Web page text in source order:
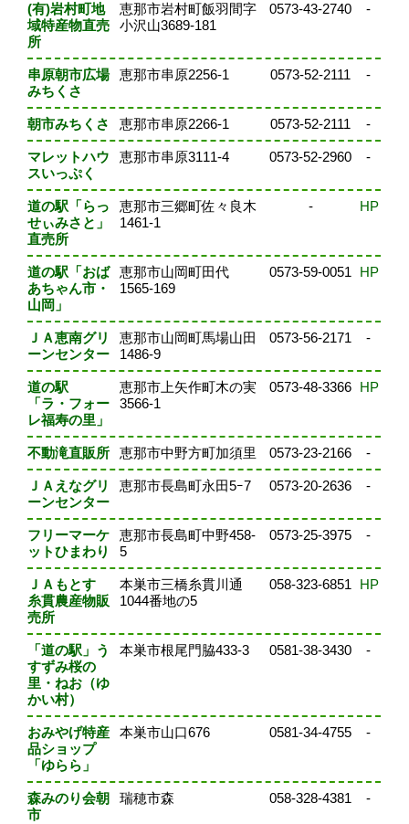
(有)岩村町地
域特産物直売
所
恵那市岩村町飯羽間字
小沢山3689-181
0573-43-2740 -
串原朝市広場
みちくさ
恵那市串原2256-1 0573-52-2111 -
朝市みちくさ 恵那市串原2266-1 0573-52-2111 -
マレットハウ
スいっぷく
恵那市串原3111-4 0573-52-2960 -
道の駅「らっ
せぃみさと」
直売所
恵那市三郷町佐々良木
1461-1
- HP
道の駅「おば
あちゃん市・
山岡」
恵那市山岡町田代
1565-169
0573-59-0051 HP
ＪＡ恵南グリ
ーンセンター
恵那市山岡町馬場山田
1486-9
0573-56-2171 -
道の駅
「ラ・フォー
レ福寿の里」
恵那市上矢作町木の実
3566-1
0573-48-3366 HP
不動滝直販所 恵那市中野方町加須里 0573-23-2166 -
ＪＡえなグリ
ーンセンター
恵那市長島町永田5ｰ7 0573-20-2636 -
フリーマーケ
ットひまわり
恵那市長島町中野458-
5
0573-25-3975 -
ＪＡもとす
糸貫農産物販
売所
本巣市三橋糸貫川通
1044番地の5
058-323-6851 HP
「道の駅」う
すずみ桜の
里・ねお（ゆ
かい村）
本巣市根尾門脇433-3 0581-38-3430 -
おみやげ特産
品ショップ
「ゆらら」
本巣市山口676 0581-34-4755 -
森みのり会朝
市
瑞穂市森 058-328-4381 -